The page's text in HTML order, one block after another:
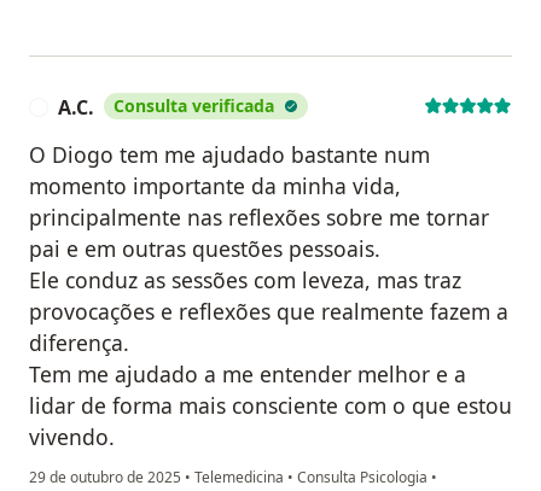
A.C. Consulta verificada
O Diogo tem me ajudado bastante num
momento importante da minha vida,
principalmente nas reflexões sobre me tornar
pai e em outras questões pessoais.
Ele conduz as sessões com leveza, mas traz
provocações e reflexões que realmente fazem a
diferença.
Tem me ajudado a me entender melhor e a
lidar de forma mais consciente com o que estou
vivendo.
29 de outubro de 2025 • Telemedicina • Consulta Psicologia •